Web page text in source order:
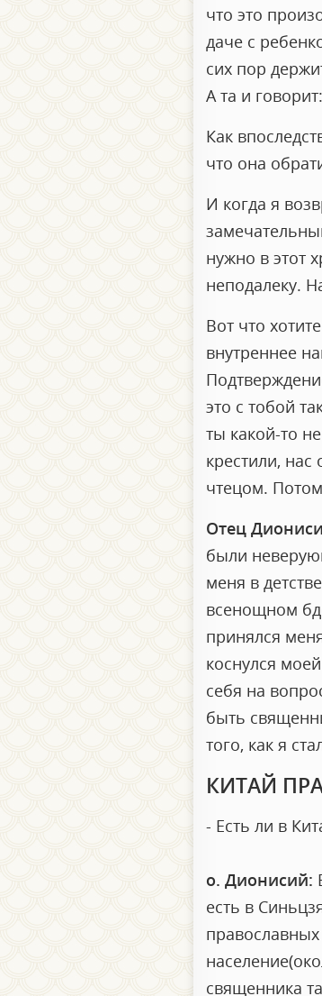
что это
даче с
сих пор
А та и
Как
что она
И когда я
нужно в этот
неподалеку.
Вот что
внутреннее
это с тобой
ты какой-то
крестили,
чтецом.
Отец
были
меня в
всенощном
принялся
коснулся
себя на
быть
того, как я
КИТАЙ
- Есть ли в
о. Дионисий:
есть в
священника